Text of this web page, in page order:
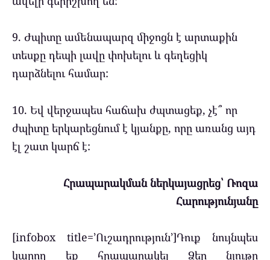
9. Ժպիտը ամենապարզ միջոցն է արտաքին
տեսքը դեպի լավը փոխելու և գեղեցիկ
դարձնելու համար:
10. Եվ վերջապես հաճախ ժպտացեք, չէ՞ որ
ժպիտը երկարեցնում է կյանքը, որը առանց այդ
էլ շատ կարճ է:
Հրապարակման ներկայացրեց՝ Ռոզա
Հարությունյանը
[infobox title=’Ուշադրություն’]Դուք նույնպես
կարող եք հրապարակել Ձեր նյութը